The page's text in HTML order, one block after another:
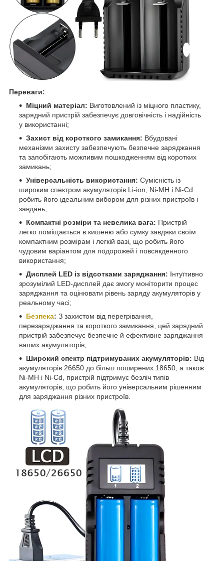
Переваги:
Міцний матеріал: Виготовлений із міцного пластику,
зарядний пристрій забезпечує довговічність і надійність
у використанні;
Захист від короткого замикання: Вбудовані
механізми захисту забезпечують безпечне заряджання
та запобігають можливим пошкодженням від коротких
замикань;
Універсальність використання: Сумісність із
широким спектром акумуляторів Li-ion, Ni-MH і Ni-Cd
робить його ідеальним вибором для різних пристроїв і
завдань;
Компактні розміри та невелика вага: Пристрій
легко поміщається в кишеню або сумку завдяки своїм
компактним розмірам і легкій вазі, що робить його
чудовим варіантом для подорожей і повсякденного
використання;
Дисплей LED із відсотками заряджання: Інтуїтивно
зрозумілий LED-дисплей дає змогу моніторити процес
заряджання та оцінювати рівень заряду акумуляторів у
реальному часі;
Безпека: З захистом від перегрівання,
перезаряджання та короткого замикання, цей зарядний
пристрій забезпечує безпечне й ефективне заряджання
ваших акумуляторів;
Широкий спектр підтримуваних акумуляторів: Від
акумуляторів 26650 до більш поширених 18650, а також
Ni-MH і Ni-Cd, пристрій підтримує безліч типів
акумуляторів, що робить його універсальним рішенням
для заряджання різних пристроїв.